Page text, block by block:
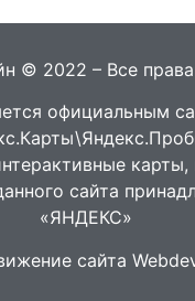
© 2022 – Все
официальным
сайта
«ЯНДЕКС»
сайта